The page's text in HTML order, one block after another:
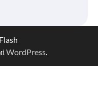
WordPress.